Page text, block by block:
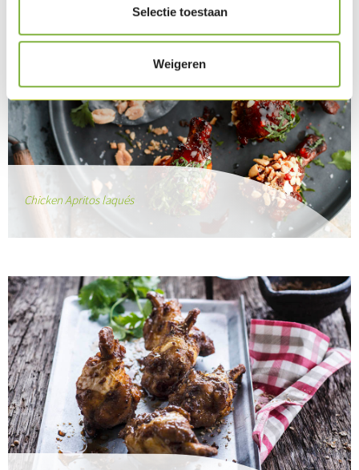
Selectie toestaan
Weigeren
Chicken Apritos laqués